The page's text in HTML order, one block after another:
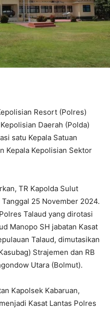
Resort (Polres)
Daerah (Polda)
satu Kepala Satuan
Kepala Kepolisian Sektor
TR Kapolda Sulut
25 November 2024.
Talaud yang dirotasi
Manopo SH jabatan Kasat
Talaud, dimutasikan
Strajemen dan RB
Utara (Bolmut).
Kapolsek Kabaruan,
Kasat Lantas Polres